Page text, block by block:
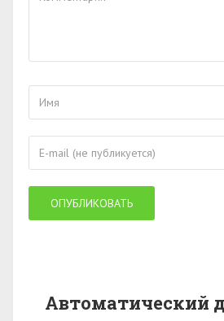
Автоматический